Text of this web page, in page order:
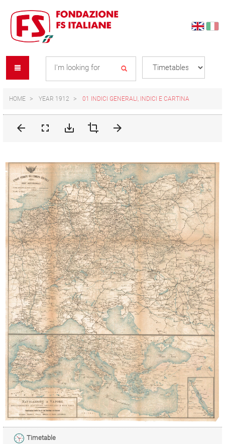
content
navigation
menu
HOME YEAR 1912 01 INDICI GENERALI, INDICI E CARTINA
Timetable